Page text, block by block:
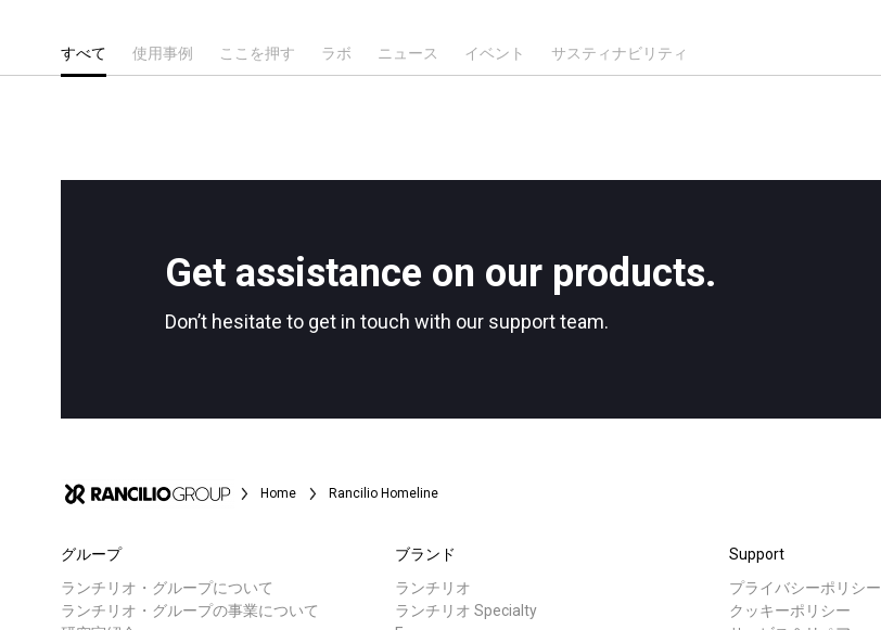
すべて 使用事例 ここを押す ラボ ニュース イベント サスティナビリティ
Get assistance on our products.
Don’t hesitate to get in touch with our support team.
Home Rancilio Homeline
グループ
ランチリオ・グループについて
ランチリオ・グループの事業について
ブランド
ランチリオ
ランチリオ Specialty
Support
プライバシーポリシー
クッキーポリシー
すべて 製品情報 ニュース
プライバシーポリシー